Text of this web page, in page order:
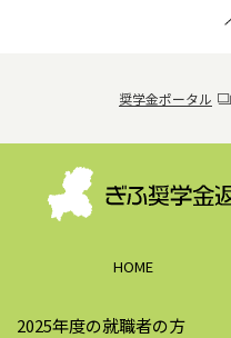
奨学金ポータル
HOME
2025年度の就職者の方